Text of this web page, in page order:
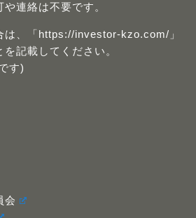
連絡は不要です。
は、「https://investor-kzo.com/」
記載してください。
す)
会